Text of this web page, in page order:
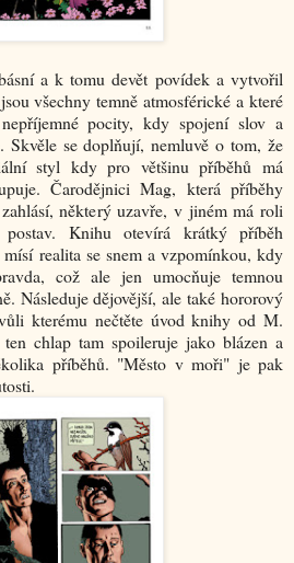
a k tomu devět povídek a vytvořil
všechny temně atmosférické a které
pocity, kdy spojení slov a
Skvěle se doplňují, nemluvě o tom, že
styl kdy pro většinu příběhů má
Čarodějnici Mag, která příběhy
některý uzavře, v jiném má roli
Knihu otevírá krátký příběh
realita se snem a vzpomínkou, kdy
což ale jen umocňuje temnou
Následuje dějovější, ale také hororový
kterému nečtěte úvod knihy od M.
chlap tam spoileruje jako blázen a
příběhů. "Město v moři" je pak